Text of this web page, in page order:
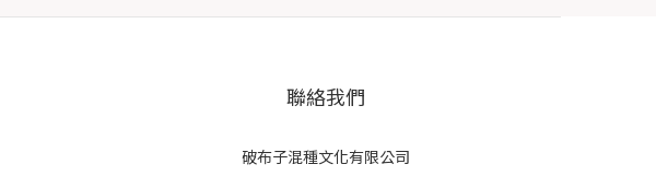
聯絡我們
破布子混種文化有限公司